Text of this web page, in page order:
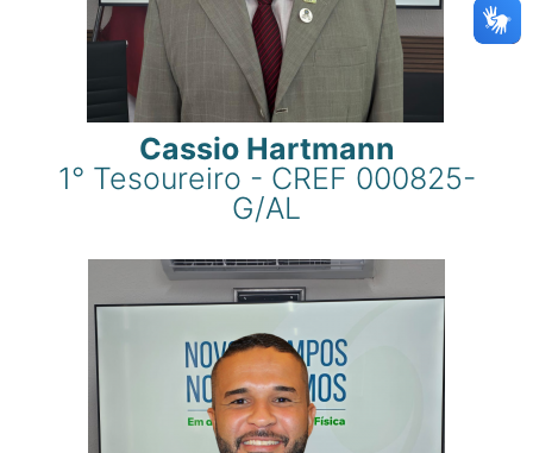
Cassio Hartmann
1° Tesoureiro - CREF 000825-
G/AL